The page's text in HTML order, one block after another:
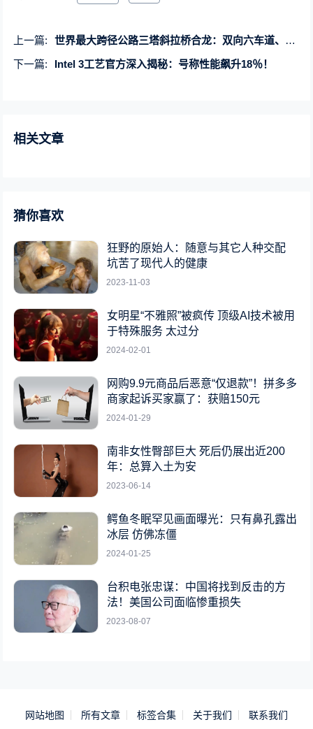
上一篇:
世界最大跨径公路三塔斜拉桥合龙：双向六车道、设计使用寿命100年
下一篇:
Intel 3工艺官方深入揭秘：号称性能飙升18％！
相关文章
猜你喜欢
狂野的原始人：随意与其它人种交配
坑苦了现代人的健康
2023-11-03
女明星“不雅照”被疯传 顶级AI技术被用
于特殊服务 太过分
2024-02-01
网购9.9元商品后恶意“仅退款”！拼多多
商家起诉买家赢了：获赔150元
2024-01-29
南非女性臀部巨大 死后仍展出近200
年：总算入土为安
2023-06-14
鳄鱼冬眠罕见画面曝光：只有鼻孔露出
冰层 仿佛冻僵
2024-01-25
台积电张忠谋：中国将找到反击的方
法！美国公司面临惨重损失
2023-08-07
网站地图 所有文章 标签合集 关于我们 联系我们